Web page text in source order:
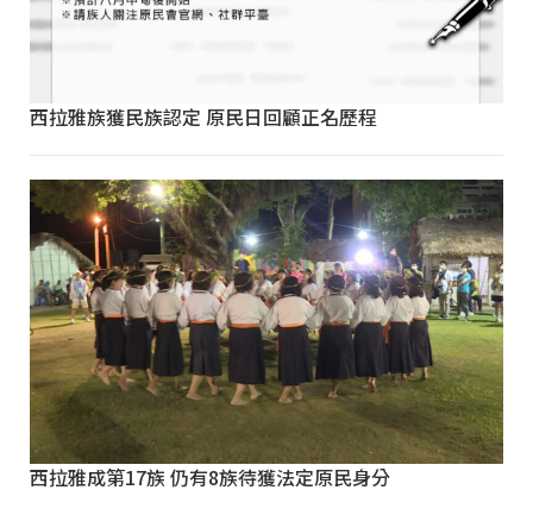
西拉雅族獲民族認定 原民日回顧正名歷程
西拉雅成第17族 仍有8族待獲法定原民身分